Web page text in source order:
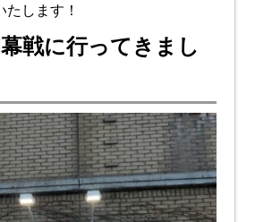
します！
戦に行ってきまし